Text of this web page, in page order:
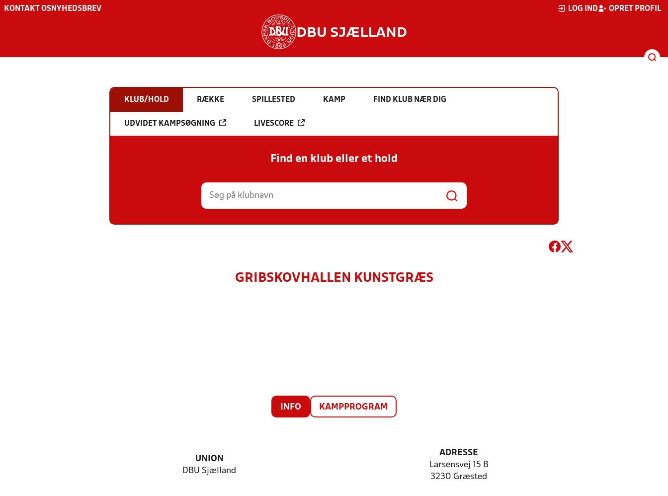
KONTAKT OS NYHEDSBREV LOG IND OPRET PROFIL
DBU SJÆLLAND
KLUB/HOLD RÆKKE SPILLESTED KAMP FIND KLUB NÆR DIG
UDVIDET KAMPSØGNING LIVESCORE
Find en klub eller et hold
GRIBSKOVHALLEN KUNSTGRÆS
INFO KAMPPROGRAM
UNION
DBU Sjælland
ADRESSE
Larsensvej 15 B
3230 Græsted